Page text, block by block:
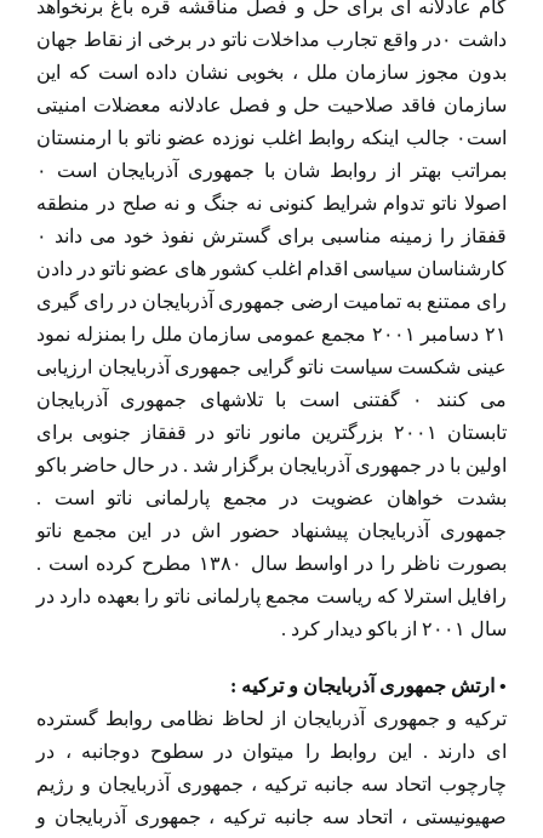
گام عادلانه ای برای حل و فصل مناقشه قره باغ برنخواهد
داشت ۰در واقع تجارب مداخلات ناتو در برخی از نقاط جهان
بدون مجوز سازمان ملل ، بخوبی نشان داده است که این
سازمان فاقد صلاحیت حل و فصل عادلانه معضلات امنیتی
است۰ جالب اینکه روابط اغلب نوزده عضو ناتو با ارمنستان
بمراتب بهتر از روابط شان با جمهوری آذربایجان است ۰
اصولا ناتو تدوام شرایط کنونی نه جنگ و نه صلح در منطقه
قفقاز را زمینه مناسبی برای گسترش نفوذ خود می داند ۰
کارشناسان سیاسی اقدام اغلب کشور های عضو ناتو در دادن
رای ممتنع به تمامیت ارضی جمهوری آذربایجان در رای گیری
۲۱ دسامبر ۲۰۰۱ مجمع عمومی سازمان ملل را بمنزله نمود
عینی شکست سیاست ناتو گرایی جمهوری آذربایجان ارزیابی
می کنند ۰ گفتنی است با تلاشهای جمهوری آذربایجان
تابستان ۲۰۰۱ بزرگترین مانور ناتو در قفقاز جنوبی برای
اولین با در جمهوری آذربایجان برگزار شد . در حال حاضر باکو
بشدت خواهان عضویت در مجمع پارلمانی ناتو است .
جمهوری آذربایجان پیشنهاد حضور اش در این مجمع ناتو
بصورت ناظر را در اواسط سال ۱۳۸۰ مطرح کرده است .
رافایل استرلا که ریاست مجمع پارلمانی ناتو را بعهده دارد در
سال ۲۰۰۱ از باکو دیدار کرد .
• ارتش جمهوری آذربایجان و ترکیه :
ترکیه و جمهوری آذربایجان از لحاظ نظامی روابط گسترده
ای دارند . این روابط را میتوان در سطوح دوجانبه ، در
چارچوب اتحاد سه جانبه ترکیه ، جمهوری آذربایجان و رژیم
صهیونیستی ، اتحاد سه جانبه ترکیه ، جمهوری آذربایجان و